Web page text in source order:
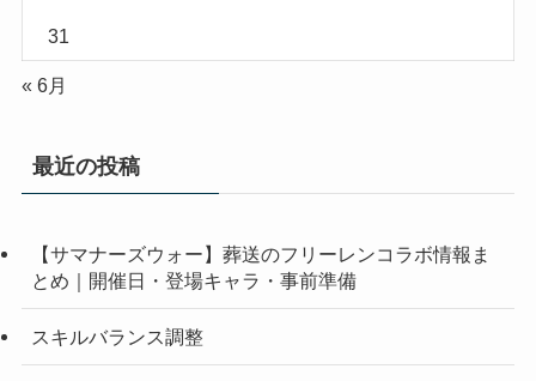
31
« 6月
最近の投稿
【サマナーズウォー】葬送のフリーレンコラボ情報ま
とめ｜開催日・登場キャラ・事前準備
スキルバランス調整